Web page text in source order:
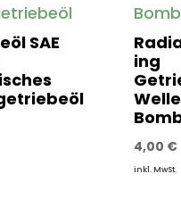
SAE
ing
4,00 €
inkl. MwSt.